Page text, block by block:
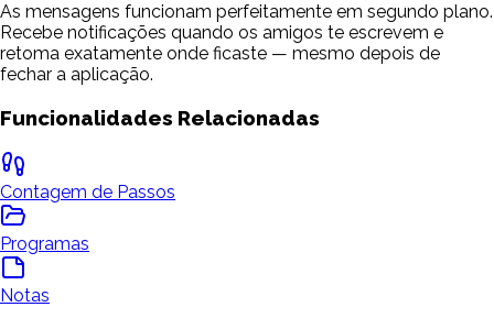
As mensagens funcionam perfeitamente em segundo plano.
Recebe notificações quando os amigos te escrevem e
retoma exatamente onde ficaste — mesmo depois de
fechar a aplicação.
Funcionalidades Relacionadas
Contagem de Passos
Programas
Notas